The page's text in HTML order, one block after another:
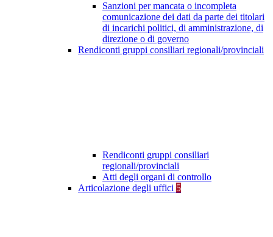
Sanzioni per mancata o incompleta
comunicazione dei dati da parte dei titolari
di incarichi politici, di amministrazione, di
direzione o di governo
Rendiconti gruppi consiliari regionali/provinciali
Rendiconti gruppi consiliari
regionali/provinciali
Atti degli organi di controllo
Articolazione degli uffici 5